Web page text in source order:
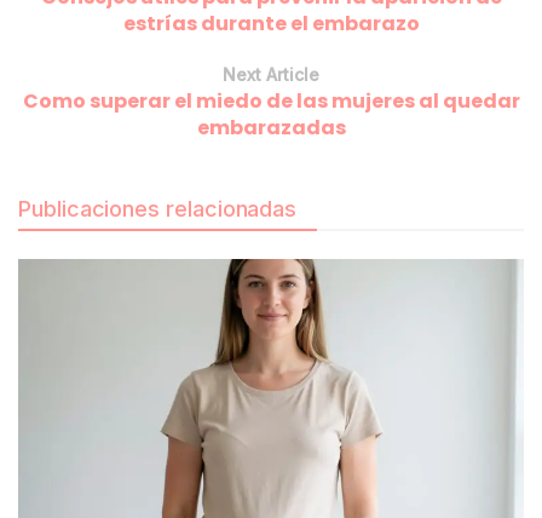
estrías durante el embarazo
Next Article
Como superar el miedo de las mujeres al quedar
embarazadas
Publicaciones relacionadas